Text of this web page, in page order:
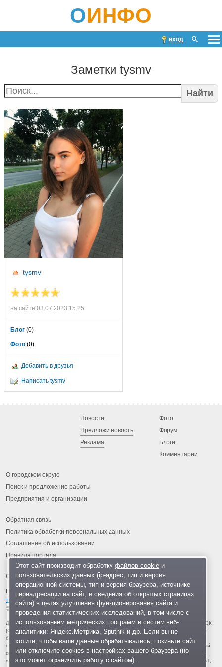
ОИНФО
вход
Заметки tysmv
Найти
tysmv
на сайте 03.07.2023 15:25
Блог (0)
Фото (0)
Добавить в друзья
Написать tysmv
Новости
Предложи новость
Реклама
Фото
Форум
Блоги
Комментарии
О городском округе
Поиск и предложение работы
Предприятия и организации
Обратная связь
Политика обработки персональных данных
Соглашение об использовании
Правила портала
На информационном ресурсе применяются рекомендательные
технологии
© 2013-2026 «ОИНФО»,
сделано в Одинцово
Для читателей: В России признаны экстремистскими и запрещены организации ФБК
(Фонд борьбы с коррупцией, признан иноагентом), Штабы Навального, «Национал-
большевистская партия», «Свидетели Иеговы», «Армия воли народа», «Русский
общенациональный союз», «Движение против нелегальной иммиграции», «Правый
сектор», УНА-УНСО, УПА, «Тризуб им. Степана Бандеры», «Мизантропик дивижн»,
«Меджлис крымскотатарского народа», движение «Артподготовка», движение ЛГБТ,
Этот сайт производит обработку файлов cookieи
пользовательских данных (ip-адрес, тип и версия
операционной системы, тип и версия браузера, источнике
переадресации на сайт, и сведения об открытых страницах
сайта) в целях улучшения функционирования сайта и
проведения статистических исследований, в том числе с
использованием метрических программ и систем веб-
аналитики: Яндекс.Метрика, Sputnik и др. Если вы не
хотите, чтобы ваши данные обрабатывались, покиньте сайт
или отключите cookies в настройках вашего браузера (но
это может ограничить работу с сайтом).